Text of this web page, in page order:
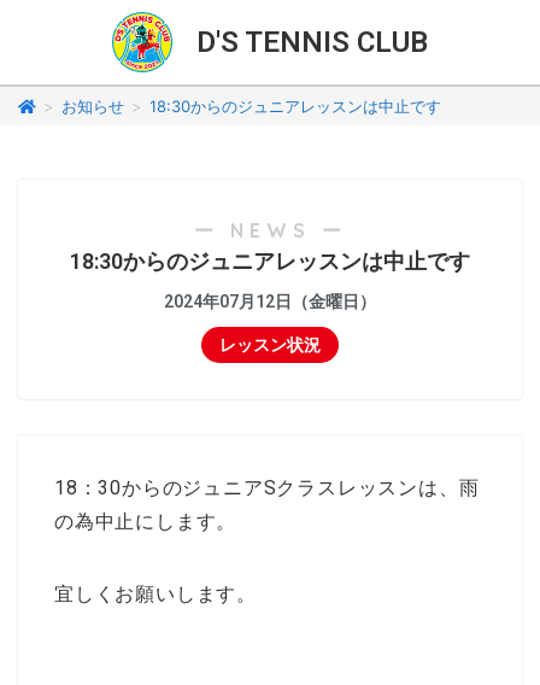
D'S TENNIS CLUB
> お知らせ > 18:30からのジュニアレッスンは中止です
ー NEWS ー
18:30からのジュニアレッスンは中止です
2024年07月12日（金曜日）
レッスン状況
18：30からのジュニアSクラスレッスンは、雨
の為中止にします。
宜しくお願いします。